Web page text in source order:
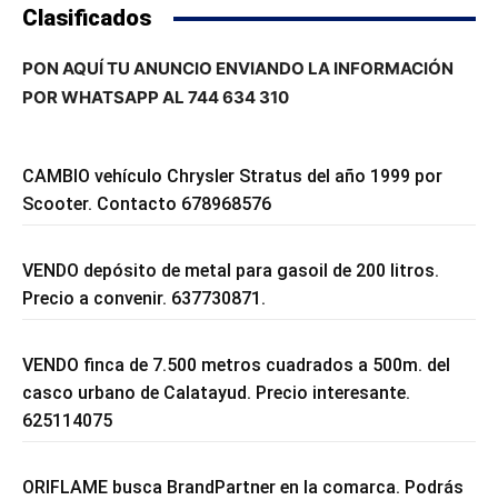
Clasificados
PON AQUÍ TU ANUNCIO ENVIANDO LA INFORMACIÓN
POR WHATSAPP AL 744 634 310
CAMBIO vehículo Chrysler Stratus del año 1999 por
Scooter. Contacto 678968576
VENDO depósito de metal para gasoil de 200 litros.
Precio a convenir. 637730871.
VENDO finca de 7.500 metros cuadrados a 500m. del
casco urbano de Calatayud. Precio interesante.
625114075
ORIFLAME busca BrandPartner en la comarca. Podrás